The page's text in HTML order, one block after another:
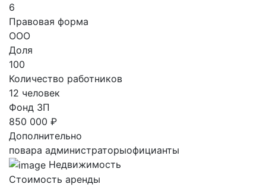
6
Правовая форма
ООО
Доля
100
Количество работников
12 человек
Фонд ЗП
850 000 ₽
Дополнительно
повара администраторыофицианты
Недвижимость
Стоимость аренды